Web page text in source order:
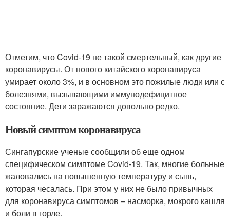
Отметим, что Covid-19 не такой смертельный, как другие
коронавирусы. От нового китайского коронавируса
умирает около 3%, и в основном это пожилые люди или с
болезнями, вызывающими иммунодефицитное
состояние. Дети заражаются довольно редко.
Новый симптом коронавируса
Сингапурские ученые сообщили об еще одном
специфическом симптоме Covid-19. Так, многие больные
жаловались на повышенную температуру и сыпь,
которая чесалась. При этом у них не было привычных
для коронавируса симптомов – насморка, мокрого кашля
и боли в горле.